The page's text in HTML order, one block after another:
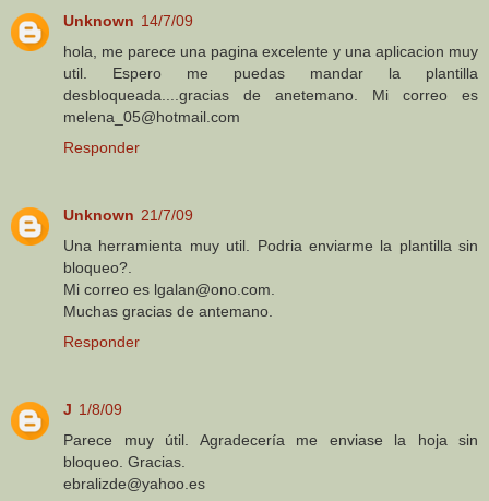
Unknown 14/7/09
hola, me parece una pagina excelente y una aplicacion muy
util. Espero me puedas mandar la plantilla
desbloqueada....gracias de anetemano. Mi correo es
melena_05@hotmail.com
Responder
Unknown 21/7/09
Una herramienta muy util. Podria enviarme la plantilla sin
bloqueo?.
Mi correo es lgalan@ono.com.
Muchas gracias de antemano.
Responder
J 1/8/09
Parece muy útil. Agradecería me enviase la hoja sin
bloqueo. Gracias.
ebralizde@yahoo.es